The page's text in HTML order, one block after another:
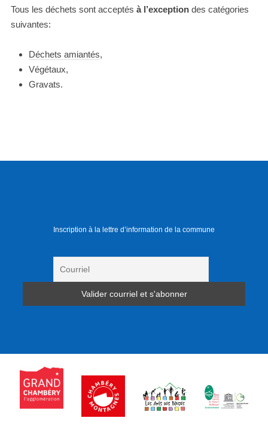
Tous les déchets sont acceptés à l’exceptiondes catégories
suivantes:
Déchets amiantés,
Végétaux,
Gravats.
Inscription à la lettre d’information de la commune